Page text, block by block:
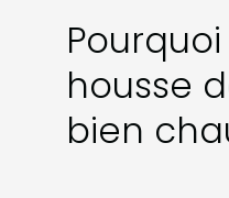
housse
bien